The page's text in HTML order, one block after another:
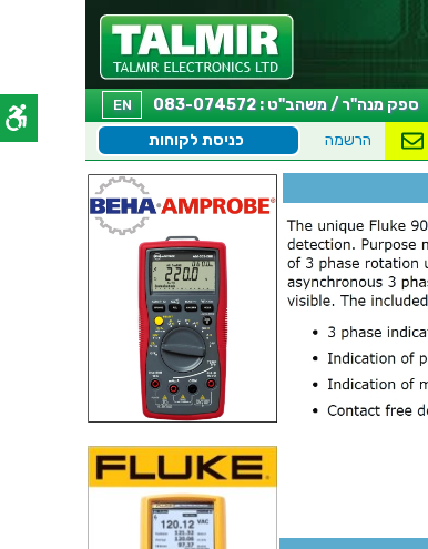
EN
ספק מנה"ר / משהב"ט : 083-074572
כניסת לקוחות הרשמה